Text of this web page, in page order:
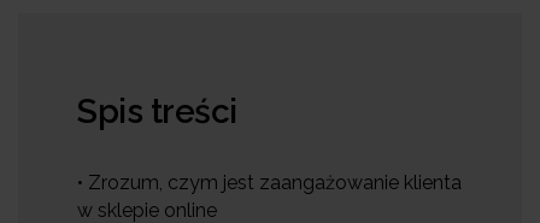
Spis treści
• Zrozum, czym jest zaangażowanie klienta
w sklepie online